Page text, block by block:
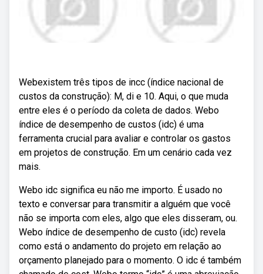
Webexistem três tipos de incc (índice nacional de
custos da construção): M, di e 10. Aqui, o que muda
entre eles é o período da coleta de dados. Webo
índice de desempenho de custos (idc) é uma
ferramenta crucial para avaliar e controlar os gastos
em projetos de construção. Em um cenário cada vez
mais.
Webo idc significa eu não me importo. É usado no
texto e conversar para transmitir a alguém que você
não se importa com eles, algo que eles disseram, ou.
Webo índice de desempenho de custo (idc) revela
como está o andamento do projeto em relação ao
orçamento planejado para o momento. O idc é também